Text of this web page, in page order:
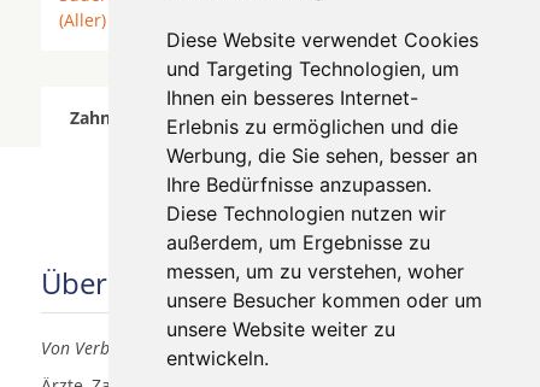
Diese Website verwendet Cookies
und Targeting Technologien, um
Ihnen ein besseres Internet-
Erlebnis zu ermöglichen und die
Werbung, die Sie sehen, besser an
Ihre Bedürfnisse anzupassen.
Diese Technologien nutzen wir
außerdem, um Ergebnisse zu
messen, um zu verstehen, woher
unsere Besucher kommen oder um
unsere Website weiter zu
entwickeln.
(Aller)
Zahnärzte für Zahnimplantete in Eschede wurde
am 07 August 2026 aktualisiert.
Über uns
Von Verbrauchern für Verbraucher